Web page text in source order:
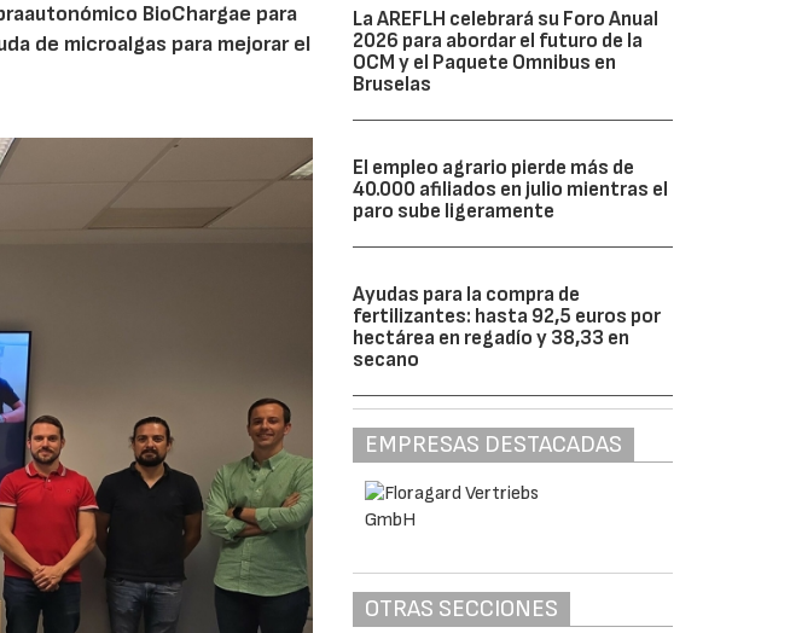
BioChargae para
de microalgas para mejorar el
La AREFLH celebrará su Foro Anual
2026 para abordar el futuro de la
OCM y el Paquete Omnibus en
Bruselas
El empleo agrario pierde más de
40.000 afiliados en julio mientras el
paro sube ligeramente
Ayudas para la compra de
fertilizantes: hasta 92,5 euros por
hectárea en regadío y 38,33 en
secano
EMPRESAS DESTACADAS
OTRAS SECCIONES